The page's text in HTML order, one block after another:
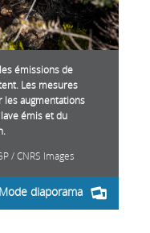
émissions de
Les mesures
les augmentations
émis et du
/ CNRS Images
Mode diaporama